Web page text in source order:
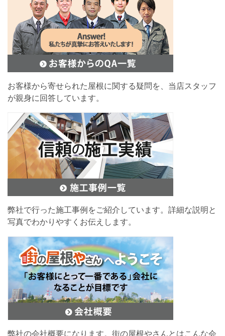
お客様から寄せられた屋根に関する疑問を、当店スタッフ
が親身に回答しています。
弊社で行った施工事例をご紹介しています。詳細な説明と
写真でわかりやすくお伝えします。
弊社の会社概要になります。街の屋根やさんとはこんな会